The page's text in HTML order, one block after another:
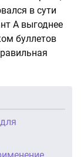
в сути
А выгоднее
буллетов